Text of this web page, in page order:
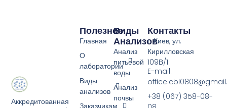
Аккредитованная
Виды
Анализов
Анализ
питьевой
воды
Анализ
почвы
Полезное
Главная
О
лаборатории
Виды
анализов
Заказчикам
Контакты
г. Киев, ул.
Кирилловская
109В/1
E-mail:
+38 (067) 358-08-